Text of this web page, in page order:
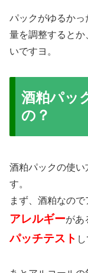
パックがゆるか
量を調整すると
いですヨ。
酒粕パッ
の？
酒粕パックの使い
す。
まず、酒粕なので
アレルギーがあ
パッチテスト